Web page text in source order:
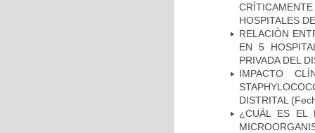
HOSPITALES
RELACIÓN
EN 5
PRIVADA DEL
IMPACTO
DISTRITAL
¿CUÁL ES EL